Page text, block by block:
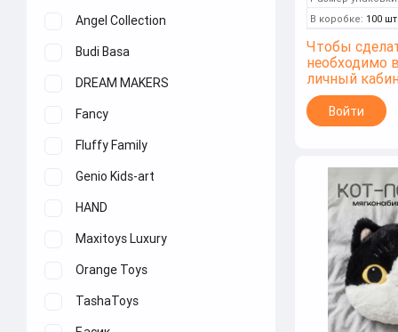
Angel Collection
Budi Basa
DREAM MAKERS
Fancy
Fluffy Family
Genio Kids-art
HAND
Maxitoys Luxury
Orange Toys
TashaToys
В коробке: 100 шт.
Чтобы
необходимо
личный
Войти